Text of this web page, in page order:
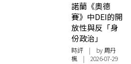
諾蘭《奧德
賽》中DEI的開
放性與反「身
份政治」
時評 | by周丹
楓 | 2026-07-29